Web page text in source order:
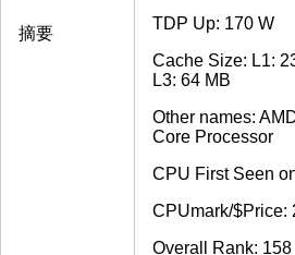
摘要
TDP Up: 170 W
Cache Size: L1:
L3: 64 MB
Other names:
Core Processor
CPU First Seen
CPUmark/$Price:
Overall Rank: 158